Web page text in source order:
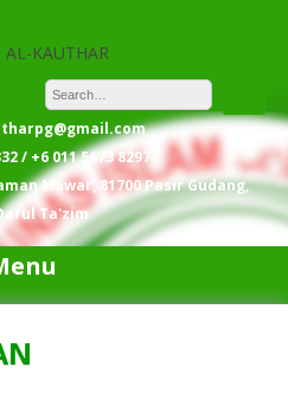
/ +6 011 5673 8297
Mawar, 81700 Pasir Gudang,
Ta'zim